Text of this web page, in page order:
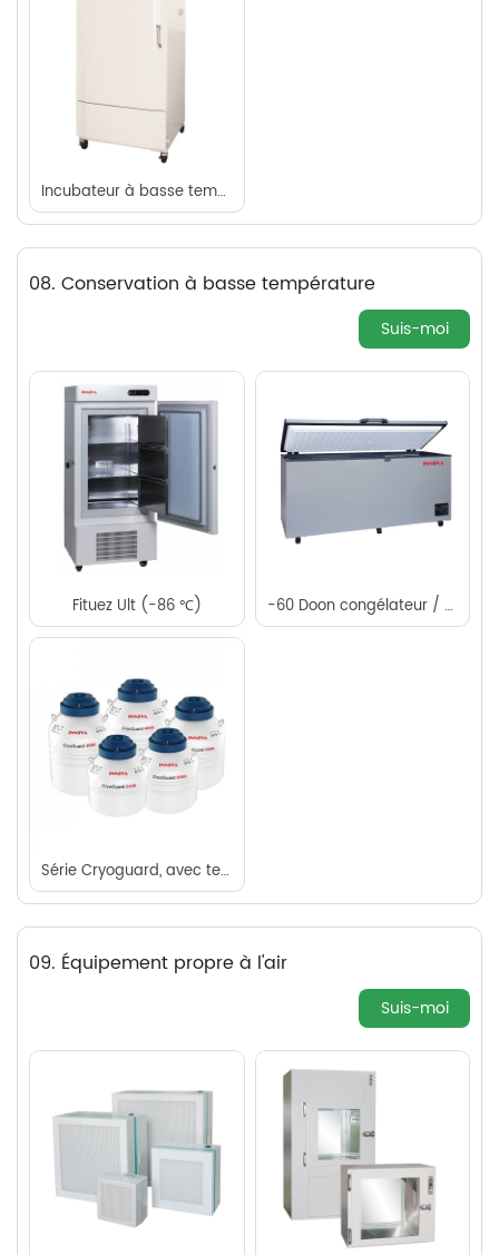
Incubateur à basse température premium
08. Conservation à basse température
Suis-moi
Fituez Ult (-86 ℃) -60 Doon congélateur / thon dedegc
Série Cryoguard, avec temp. & Moniteur de niveau liquide sur le capuchon
09. Équipement propre à l'air
Suis-moi